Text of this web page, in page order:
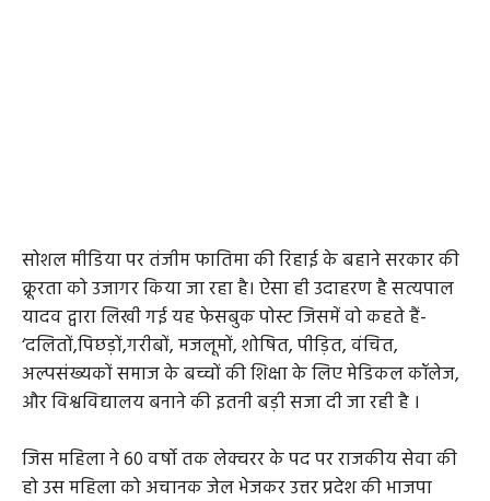
सोशल मीडिया पर तंजीम फातिमा की रिहाई के बहाने सरकार की
क्रूरता को उजागर किया जा रहा है। ऐसा ही उदाहरण है सत्यपाल
यादव द्वारा लिखी गई यह फेसबुक पोस्ट जिसमें वो कहते हैं-
‘दलितों,पिछड़ों,गरीबों, मजलूमों, शोषित, पीड़ित, वंचित,
अल्पसंख्यकों समाज के बच्चों की शिक्षा के लिए मेडिकल कॉलेज,
और विश्वविद्यालय बनाने की इतनी बड़ी सजा दी जा रही है ।
जिस महिला ने 60 वर्षो तक लेक्चरर के पद पर राजकीय सेवा की
हो उस महिला को अचानक जेल भेजकर उत्तर प्रदेश की भाजपा